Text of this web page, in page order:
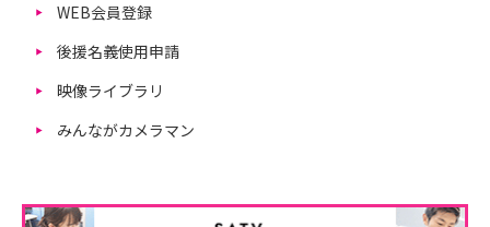
WEB会員登録
後援名義使用申請
映像ライブラリ
みんながカメラマン